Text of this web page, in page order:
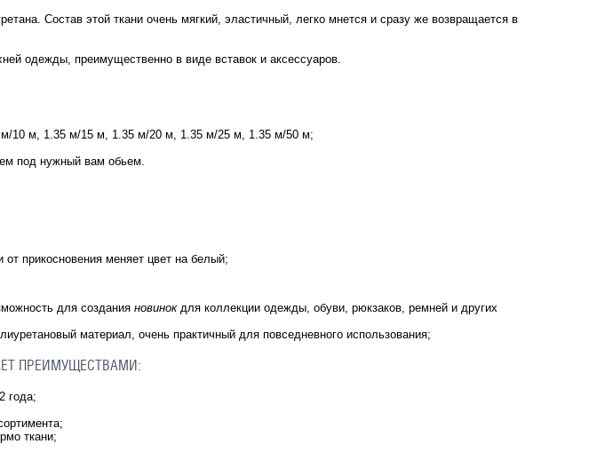
Состав этой ткани очень мягкий, эластичный, легко мнется и сразу же возвращается в
одежды, преимущественно в виде вставок и аксессуаров.
м/10 м, 1.35 м/15 м, 1.35 м/20 м, 1.35 м/25 м, 1.35 м/50 м;
под нужный вам обьем.
прикосновения меняет цвет на белый;
для созданияновинок для коллекции одежды, обуви, рюкзаков, ремней и других
материал, очень практичный для повседневного использования;
ПРЕИМУЩЕСТВАМИ:
года;
ткани;